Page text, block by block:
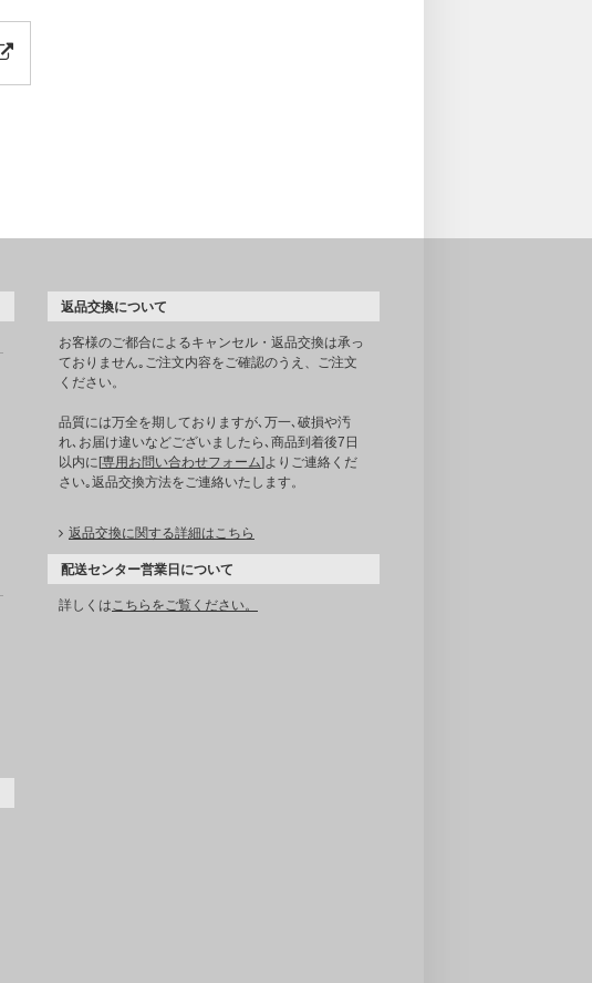
返品交換について
お客様のご都合によるキャンセル・返品交換は承っ
ておりません｡ご注文内容をご確認のうえ、ご注文
ください。
品質には万全を期しておりますが､万一､破損や汚
れ､お届け違いなどございましたら､商品到着後7日
以内に[専用お問い合わせフォーム]よりご連絡くだ
さい｡返品交換方法をご連絡いたします。
返品交換に関する詳細はこちら
配送センター営業日について
詳しくはこちらをご覧ください。